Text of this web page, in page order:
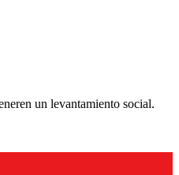
un levantamiento social.